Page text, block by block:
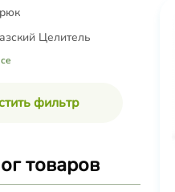
Целитель
фильтр
товаров